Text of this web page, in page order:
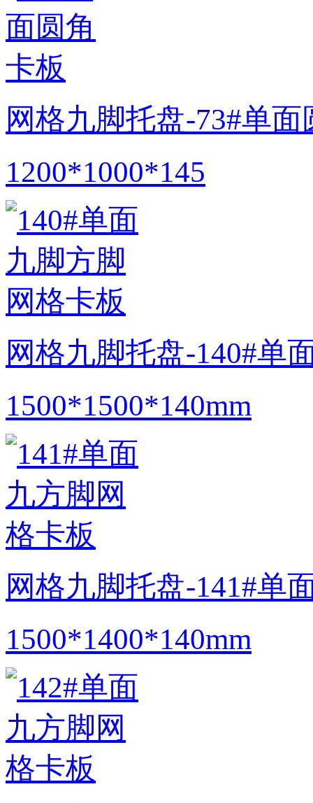
网格九脚托盘-73#单
1200*1000*145
网格九脚托盘-140#单
1500*1500*140mm
网格九脚托盘-141#单
1500*1400*140mm